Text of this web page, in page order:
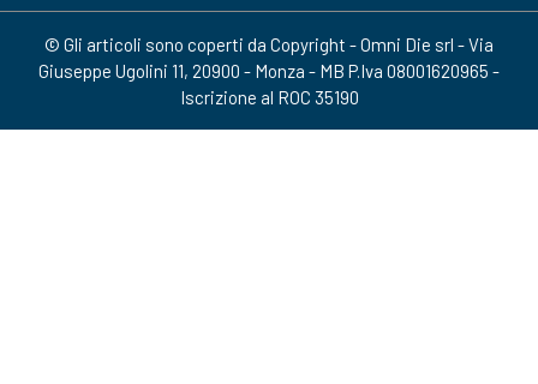
© Gli articoli sono coperti da Copyright - Omni Die srl - Via
Giuseppe Ugolini 11, 20900 - Monza - MB P.Iva 08001620965 -
Iscrizione al ROC 35190